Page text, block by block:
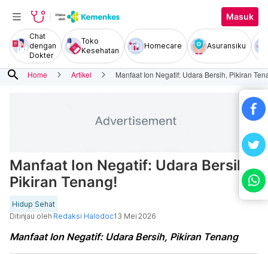
Masuk
Chat
dengan
Dokter
Toko
Kesehatan
Homecare Asuransiku
search Home Artikel Manfaat Ion Negatif: Udara Bersih, Pikiran
Manfaat Ion Negatif: Udara Bersih,
Pikiran Tenang!
Hidup Sehat
Ditinjau oleh Redaksi Halodoc13 Mei 2026
Manfaat Ion Negatif: Udara Bersih, Pikiran Tenang